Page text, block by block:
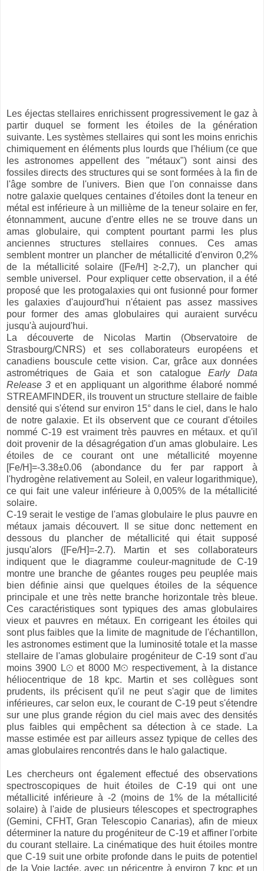
Les éjectas stellaires enrichissent progressivement le gaz à
partir duquel se forment les étoiles de la génération
suivante. Les systèmes stellaires qui sont les moins enrichis
chimiquement en éléments plus lourds que l'hélium (ce que
les astronomes appellent des "métaux") sont ainsi des
fossiles directs des structures qui se sont formées à la fin de
l'âge sombre de l'univers. Bien que l'on connaisse dans
notre galaxie quelques centaines d'étoiles dont la teneur en
métal est inférieure à un millième de la teneur solaire en fer,
étonnamment, aucune d'entre elles ne se trouve dans un
amas globulaire, qui comptent pourtant parmi les plus
anciennes structures stellaires connues. Ces amas
semblent montrer un plancher de métallicité d'environ 0,2%
de la métallicité solaire ([Fe/H] ≳-2,7), un plancher qui
semble universel. Pour expliquer cette observation, il a été
proposé que les protogalaxies qui ont fusionné pour former
les galaxies d'aujourd'hui n'étaient pas assez massives
pour former des amas globulaires qui auraient survécu
jusqu'à aujourd'hui.
La découverte de Nicolas Martin (Observatoire de
Strasbourg/CNRS) et ses collaborateurs européens et
canadiens bouscule cette vision. Car, grâce aux données
astrométriques de Gaia et son catalogueEarly Data
Release 3 et en appliquant un algorithme élaboré nommé
STREAMFINDER, ils trouvent un structure stellaire de faible
densité qui s'étend sur environ 15° dans le ciel, dans le halo
de notre galaxie. Et ils observent que ce courant d'étoiles
nommé C-19 est vraiment très pauvres en métaux. et qu'il
doit provenir de la désagrégation d'un amas globulaire. Les
étoiles de ce courant ont une métallicité moyenne
[Fe/H]=-3.38±0.06 (abondance du fer par rapport à
l'hydrogène relativement au Soleil, en valeur logarithmique),
ce qui fait une valeur inférieure à 0,005% de la métallicité
solaire.
C-19 serait le vestige de l'amas globulaire le plus pauvre en
métaux jamais découvert. Il se situe donc nettement en
dessous du plancher de métallicité qui était supposé
jusqu'alors ([Fe/H]=-2.7). Martin et ses collaborateurs
indiquent que le diagramme couleur-magnitude de C-19
montre une branche de géantes rouges peu peuplée mais
bien définie ainsi que quelques étoiles de la séquence
principale et une très nette branche horizontale très bleue.
Ces caractéristiques sont typiques des amas globulaires
vieux et pauvres en métaux. En corrigeant les étoiles qui
sont plus faibles que la limite de magnitude de l'échantillon,
les astronomes estiment que la luminosité totale et la masse
stellaire de l'amas globulaire progéniteur de C-19 sont d'au
moins 3900 L⊙ et 8000 M⊙ respectivement, à la distance
héliocentrique de 18 kpc. Martin et ses collègues sont
prudents, ils précisent qu'il ne peut s'agir que de limites
inférieures, car selon eux, le courant de C-19 peut s'étendre
sur une plus grande région du ciel mais avec des densités
plus faibles qui empêchent sa détection à ce stade. La
masse estimée est par ailleurs assez typique de celles des
amas globulaires rencontrés dans le halo galactique.
Les chercheurs ont également effectué des observations
spectroscopiques de huit étoiles de C-19 qui ont une
métallicité inférieure à -2 (moins de 1% de la métallicité
solaire) à l'aide de plusieurs télescopes et spectrographes
(Gemini, CFHT, Gran Telescopio Canarias), afin de mieux
déterminer la nature du progéniteur de C-19 et affiner l'orbite
du courant stellaire. La cinématique des huit étoiles montre
que C-19 suit une orbite profonde dans le puits de potentiel
de la Voie lactée, avec un péricentre à environ 7 kpc et un